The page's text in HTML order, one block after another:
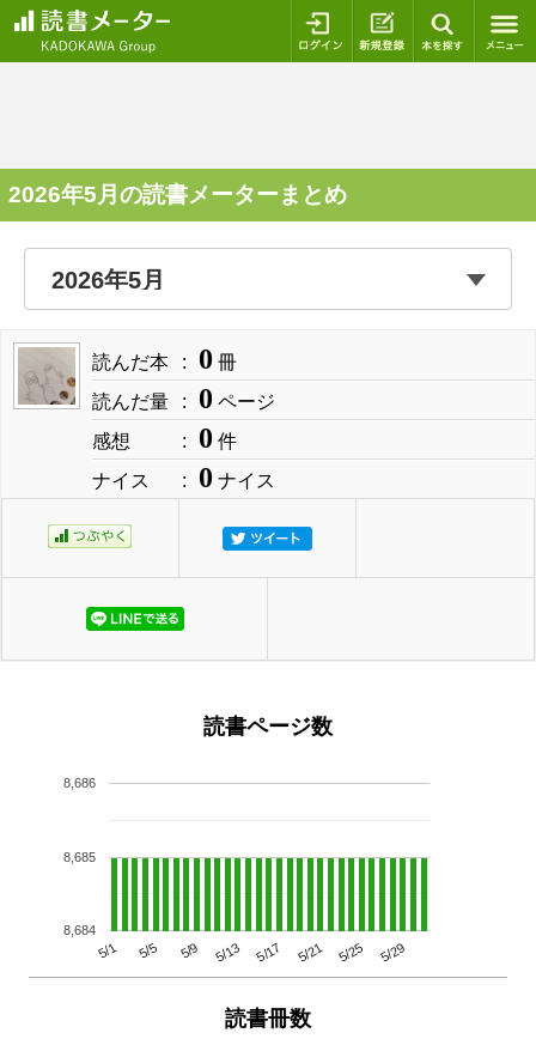
ログイン 新規登録
2026年5月の読書メーターまとめ
読んだ本 0 冊
読んだ量
0 ページ
感想
0 件
ナイス
0 ナイス
読書ページ数
5/1 5/5 5/9 5/13 5/17 5/21 5/25 5/29
8,684
8,685
8,686
読書冊数